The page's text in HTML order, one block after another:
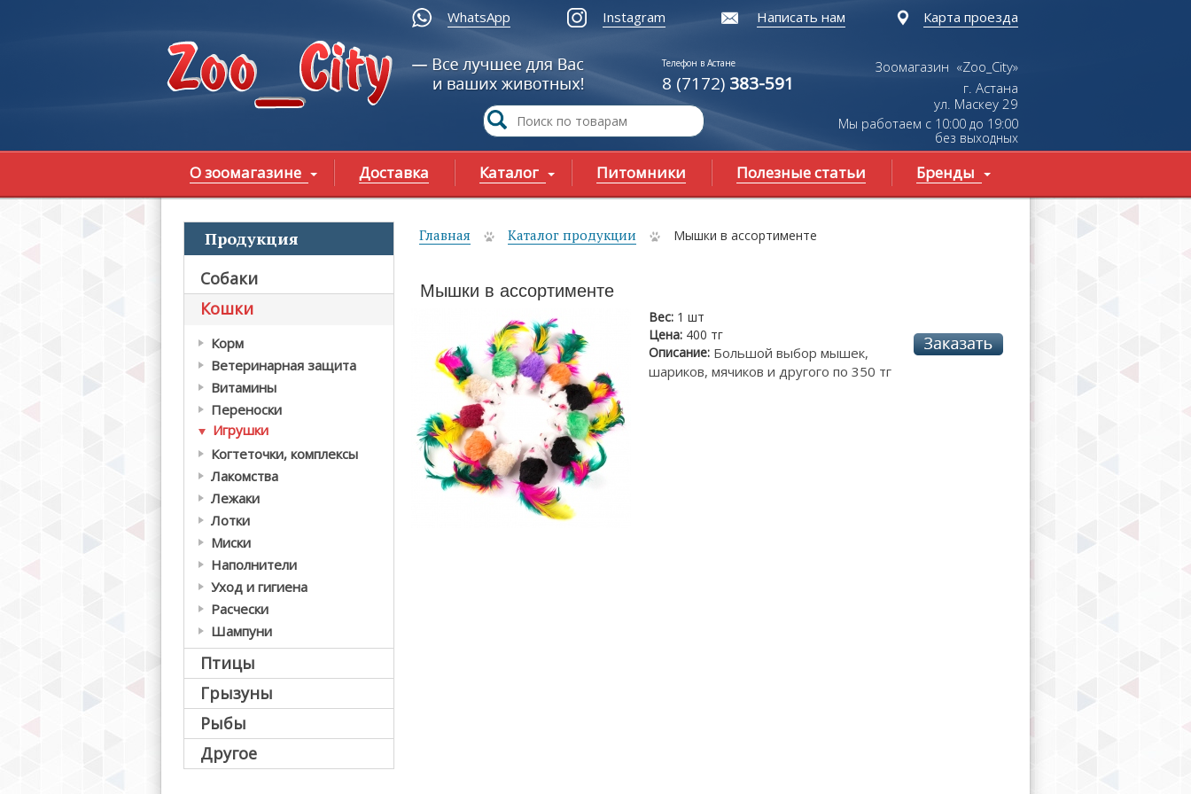
WhatsApp Instagram Написать нам Карта проезда
Телефон в Астане
8 (7172) 383-591
Зоомагазин «Zoo_City»
г. Астана
ул. Маскеу29
Мы работаем с 10:00 до 19:00
без выходных
О зоомагазине Доставка Каталог Питомники Полезные статьи Бренды
Продукция
Собаки
Кошки
Корм
Ветеринарная защита
Витамины
Переноски
Игрушки
Когтеточки, комплексы
Лакомства
Лежаки
Лотки
Миски
Наполнители
Уход и гигиена
Расчески
Шампуни
Птицы
Грызуны
Рыбы
Другое
Вы здесь
Главная Каталог продукции Мышки в ассортименте
Мышки в ассортименте
Вес: 1 шт
Цена: 400 тг
Описание: Большой выбор мышек,
шариков, мячиков и другого по 350 тг